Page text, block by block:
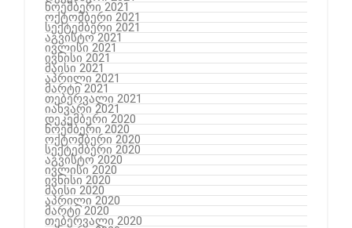
ნოემბერი 2021
ოქტომბერი 2021
სექტემბერი 2021
აგვისტო 2021
ივლისი 2021
ივნისი 2021
მაისი 2021
აპრილი 2021
მარტი 2021
თებერვალი 2021
იანვარი 2021
დეკემბერი 2020
ნოემბერი 2020
ოქტომბერი 2020
სექტემბერი 2020
აგვისტო 2020
ივლისი 2020
ივნისი 2020
მაისი 2020
აპრილი 2020
მარტი 2020
თებერვალი 2020